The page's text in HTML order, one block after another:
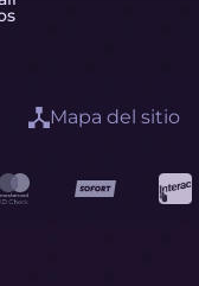
Mapa del sitio